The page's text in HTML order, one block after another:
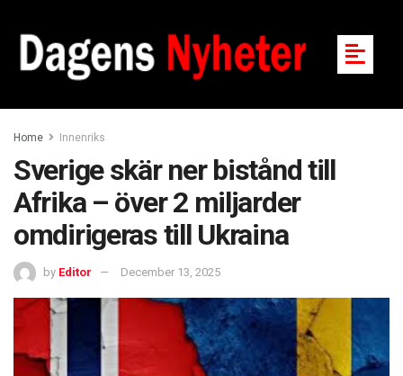
Home Innenriks
Sverige skär ner bistånd till
Afrika – över 2 miljarder
omdirigeras till Ukraina
by Editor December 13, 2025